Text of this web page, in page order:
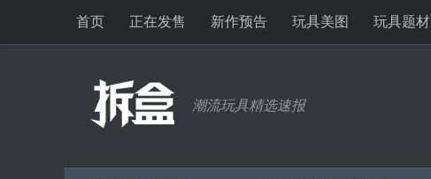
跳至内容首页 正在发售 新作预告 玩具美图 玩具题材
潮流玩具精选速报